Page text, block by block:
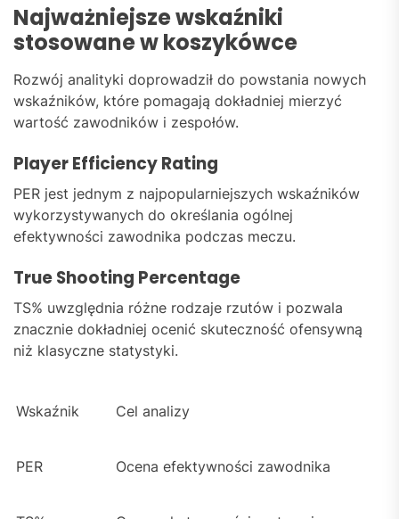
Najważniejsze wskaźniki
stosowane w koszykówce
Rozwój analityki doprowadził do powstania nowych
wskaźników, które pomagają dokładniej mierzyć
wartość zawodników i zespołów.
Player Efficiency Rating
PER jest jednym z najpopularniejszych wskaźników
wykorzystywanych do określania ogólnej
efektywności zawodnika podczas meczu.
True Shooting Percentage
TS% uwzględnia różne rodzaje rzutów i pozwala
znacznie dokładniej ocenić skuteczność ofensywną
niż klasyczne statystyki.
Wskaźnik Cel analizy
PER Ocena efektywności zawodnika